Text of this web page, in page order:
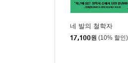
네 발의 철학자
17,100원 (10% 할인)